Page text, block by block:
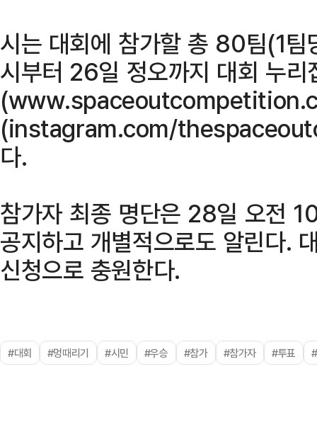
시는 대회에 참가할 총 80팀(1
시부터 26일 정오까지 대회 누리
(instagram.com/
다.
참가자 최종 명단은 28일 오전
공지하고 개별적으로도 알린다.
신청으로 충원한다.
#대회 #멍때리기 #시민 #우승 #참가 #참가자 #투표